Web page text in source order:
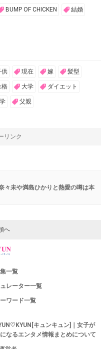
BUMP OF CHICKEN 結婚
供 現在 嫁 髪型
格 大学 ダイエット
父親
リンク
々未や満島ひかりと熱愛の噂は本
へ
一覧
レーター一覧
ワード一覧
キュンキュン]｜女子が
なるエンタメ情報まとめについて